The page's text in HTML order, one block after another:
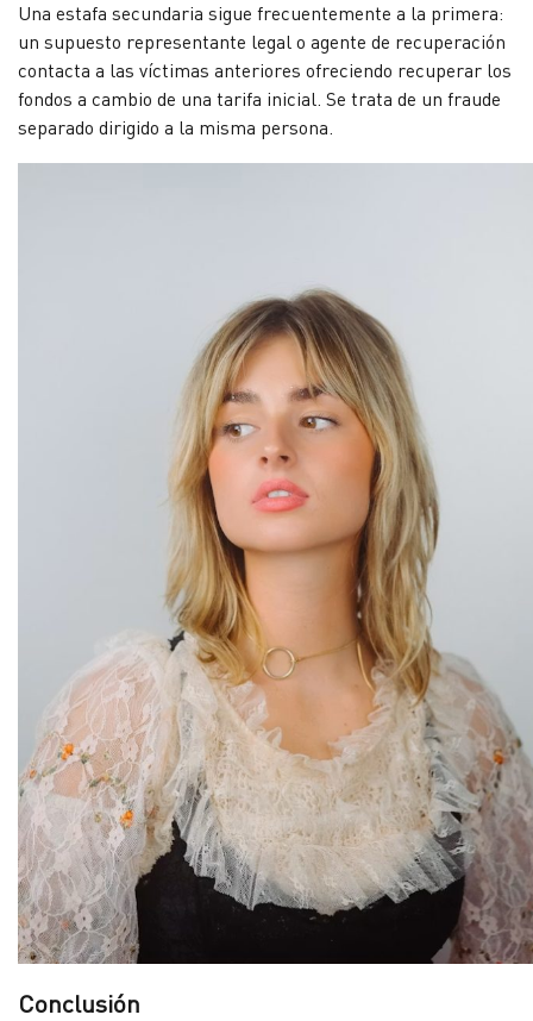
Una estafa secundaria sigue frecuentemente a la primera:
un supuesto representante legal o agente de recuperación
contacta a las víctimas anteriores ofreciendo recuperar los
fondos a cambio de una tarifa inicial. Se trata de un fraude
separado dirigido a la misma persona.
Conclusión